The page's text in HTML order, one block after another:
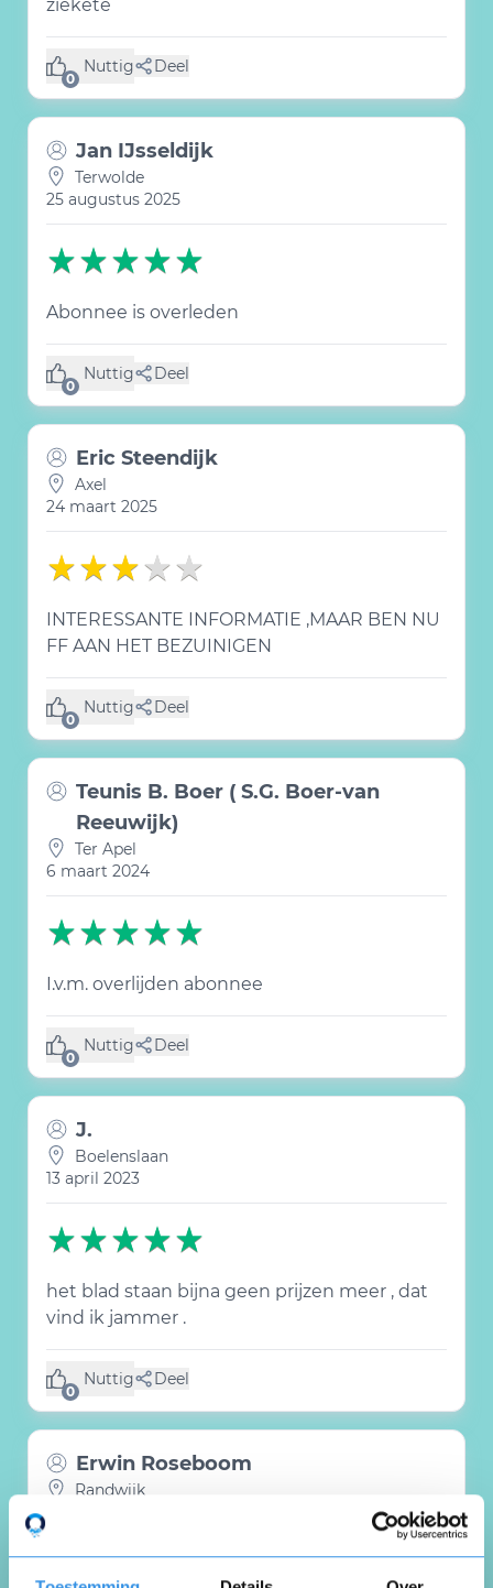
ziekete
0
Nuttig
(0 like) Deel
Jan IJsseldijk
Terwolde
25 augustus 2025
Abonnee is overleden
0
Nuttig
(0 like) Deel
Eric Steendijk
Axel
24 maart 2025
INTERESSANTE INFORMATIE ,MAAR BEN NU
FF AAN HET BEZUINIGEN
0
Nuttig
(0 like) Deel
Teunis B. Boer ( S.G. Boer-van
Reeuwijk)
Ter Apel
6 maart 2024
I.v.m. overlijden abonnee
0
Nuttig
(0 like) Deel
J.
Boelenslaan
13 april 2023
het blad staan bijna geen prijzen meer , dat
vind ik jammer .
0
Nuttig
(0 like) Deel
Erwin Roseboom
Randwijk